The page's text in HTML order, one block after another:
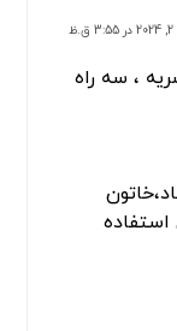
، سه راه
استفاده